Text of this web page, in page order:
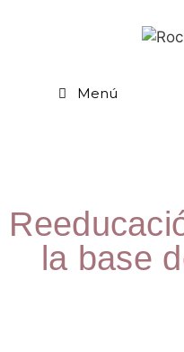
Menú
la base